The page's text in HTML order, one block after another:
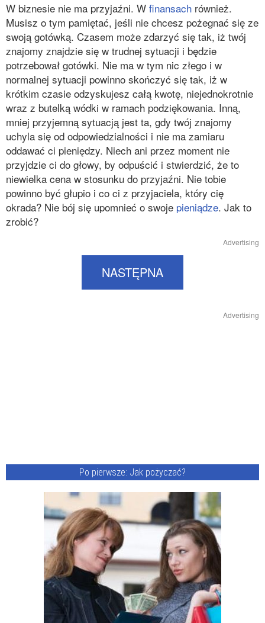
W biznesie nie ma przyjaźni. W finansach również.
Musisz o tym pamiętać, jeśli nie chcesz pożegnać się ze
swoją gotówką. Czasem może zdarzyć się tak, iż twój
znajomy znajdzie się w trudnej sytuacji i będzie
potrzebował gotówki. Nie ma w tym nic złego i w
normalnej sytuacji powinno skończyć się tak, iż w
krótkim czasie odzyskujesz całą kwotę, niejednokrotnie
wraz z butelką wódki w ramach podziękowania. Inną,
mniej przyjemną sytuacją jest ta, gdy twój znajomy
uchyla się od odpowiedzialności i nie ma zamiaru
oddawać ci pieniędzy. Niech ani przez moment nie
przyjdzie ci do głowy, by odpuścić i stwierdzić, że to
niewielka cena w stosunku do przyjaźni. Nie tobie
powinno być głupio i co ci z przyjaciela, który cię
okrada? Nie bój się upomnieć o swoje pieniądze. Jak to
zrobić?
Advertising
NASTĘPNA
Advertising
Po pierwsze: Jak pożyczać?